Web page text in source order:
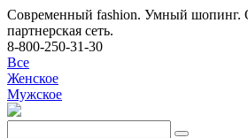
Современный fashion. Умный шопинг.
партнерская сеть.
8-800-250-31-30
Все
Женское
Мужское